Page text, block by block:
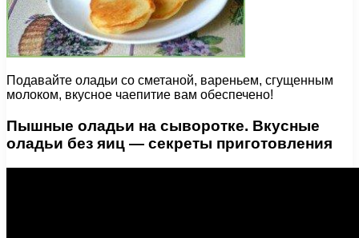
Подавайте оладьи со сметаной, вареньем, сгущенным
молоком, вкусное чаепитие вам обеспечено!
Пышные оладьи на сыворотке. Вкусные
оладьи без яиц — секреты приготовления